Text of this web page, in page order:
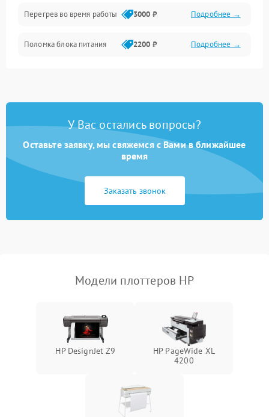
Корпус/Герметичность
Интерфейсы
Перегрев во время работы 3000 ₽ Подробнее →
Поломка блока питания 2200 ₽ Подробнее →
У Вас остались вопросы?
Оставьте заявку, мы свяжемся с Вами в ближайшее
время
Заказать звонок
Модели плоттеров HP
HP DesignJet Z9
HP PageWide XL
4200